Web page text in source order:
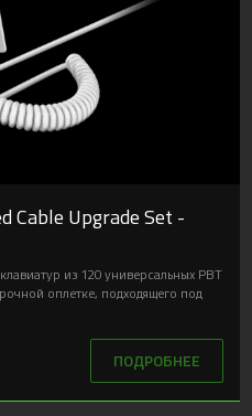
Cable Upgrade Set -
из 120 универсальных PBT
оплетке, подходящего под
ПОДРОБНЕЕ